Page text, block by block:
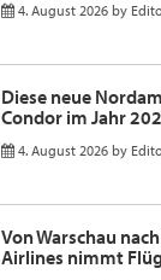
4. August 2026 by
Diese neue
Condor im Jahr
4. August 2026 by
Von Warschau
Airlines nimmt